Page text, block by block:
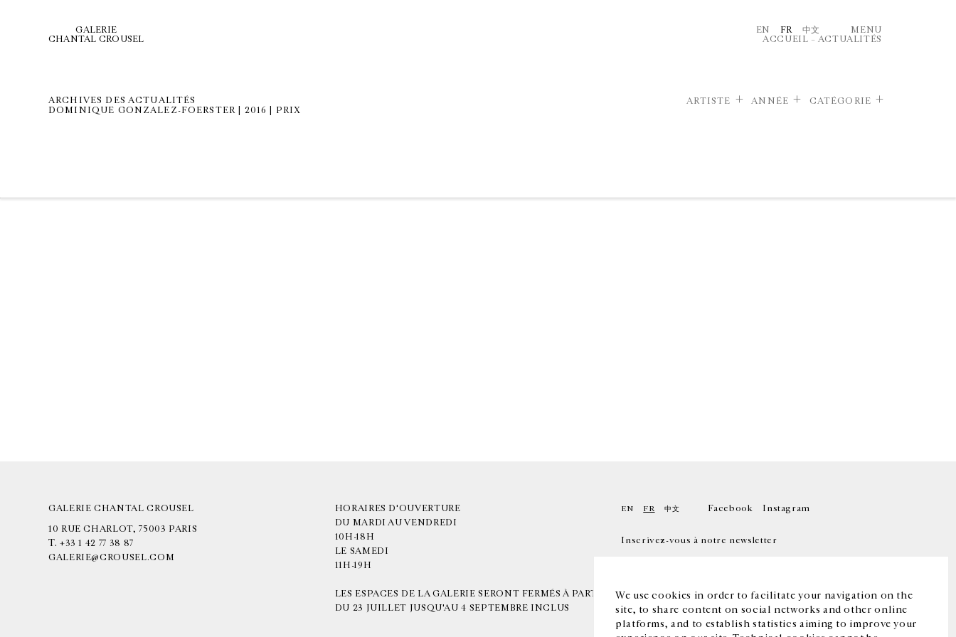
We use cookies in order to facilitate your navigation on the
site, to share content on social networks and other online
platforms, and to establish statistics aiming to improve your
GALERIE
CHANTAL CROUSEL
EN FR 中文
MENU
ACCUEIL – ACTUALITÉS
ARCHIVES DES ACTUALITÉS
DOMINIQUE GONZALEZ-FOERSTER | 2016 | PRIX
ARTISTE ANNÉE CATÉGORIE
GALERIE CHANTAL CROUSEL
10 RUE CHARLOT, 75003 PARIS
T. +33 1 42 77 38 87
GALERIE@CROUSEL.COM
HORAIRES D'OUVERTURE
DU MARDI AU VENDREDI
10H-18H
LE SAMEDI
11H-19H
LES ESPACES DE LA GALERIE SERONT FERMÉS À PARTIR
DU 23 JUILLET JUSQU'AU 4 SEPTEMBRE INCLUS
EN FR 中文 Facebook Instagram
Inscrivez-vous à notre newsletter